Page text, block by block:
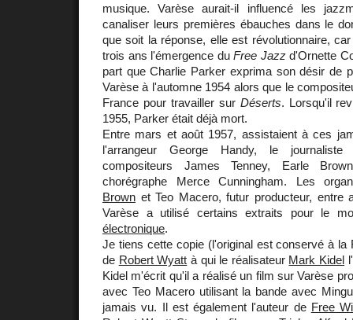
musique. Varèse aurait-il influencé les
canaliser leurs premières ébauches dans le
que soit la réponse, elle est révolutionnaire,
trois ans l'émergence duFree Jazzd'Ornette
part que Charlie Parker exprima son désir de
Varèse à l'automne 1954 alors que le
France pour travailler sur Déserts. Lorsqu'il
1955, Parker était déjà mort.
Entre mars et août 1957, assistaient à ces
l'arrangeur George Handy, le
compositeurs James Tenney, Earle
chorégraphe Merce Cunningham. Les
Brown et Teo Macero, futur producteur, entre
Varèse a utilisé certains extraits pour le
électronique.
Je tiens cette copie (l'original est conservé à la
de Robert Wyatt à qui le réalisateur Mark Kidel
Kidel m'écrit qu'il a réalisé un film sur Varèse
avec Teo Macero utilisant la bande avec
jamais vu. Il est également l'auteur de Free